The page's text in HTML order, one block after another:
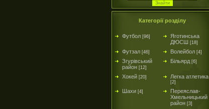
Категорії розділу
Футбол [96]
Яготинська
ДЮСШ [18]
Футзал [46] Волейбол [4]
Згурівський
район [12]
Більярд [6]
Хокей [20] Легка атлетика
[2]
Шахи [4]
Переяслав-
Хмельницький
район [3]